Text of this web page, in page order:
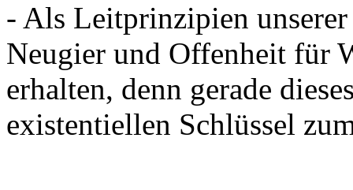
- Als Leitprinzipien
Neugier und Offenheit für
erhalten, denn gerade
existentiellen Schlüssel